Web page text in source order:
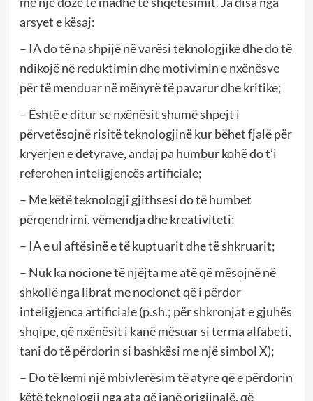
arsyet e kësaj:
– IA do të na shpijë në varësi teknologjike dhe do të
ndikojë në reduktimin dhe motivimin e nxënësve
për të menduar në mënyrë të pavarur dhe kritike;
– Është e ditur se nxënësit shumë shpejt i
përvetësojnë risitë teknologjinë kur bëhet fjalë për
kryerjen e detyrave, andaj pa humbur kohë do t’i
referohen inteligjencës artificiale;
– Me këtë teknologji gjithsesi do të humbet
përqendrimi, vëmendja dhe kreativiteti;
– IA e ul aftësinë e të kuptuarit dhe të shkruarit;
– Nuk ka nocione të njëjta me atë që mësojnë në
shkollë nga librat me nocionet që i përdor
inteligjenca artificiale (p.sh.; për shkronjat e gjuhës
shqipe, që nxënësit i kanë mësuar si terma alfabeti,
tani do të përdorin si bashkësi me një simbol X);
– Do të kemi një mbivlerësim të atyre që e përdorin
këtë teknologji nga ata që janë origjinalë, që